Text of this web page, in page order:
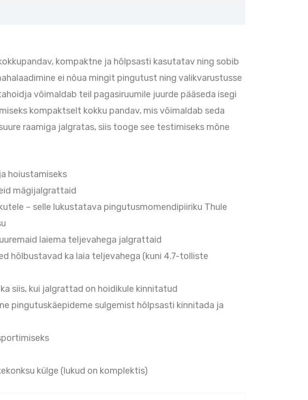
kompaktne ja hõlpsasti kasutatav ning sobib
ei nõua mingit pingutust ning valikvarustusse
võimaldab teil pagasiruumile juurde pääseda isegi
kompaktselt kokku pandav, mis võimaldab seda
raamiga jalgratas, siis tooge see testimiseks mõne
hoiustamiseks
mägijalgrattaid
– selle lukustatava pingutusmomendipiiriku Thule
laiema teljevahega jalgrattaid
hõlbustavad ka laia teljevahega (kuni 4.7-tolliste
siis, kui jalgrattad on hoidikule kinnitatud
pingutuskäepideme sulgemist hõlpsasti kinnitada ja
külge (lukud on komplektis)